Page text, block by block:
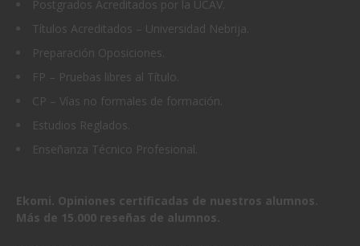
Postgrados Acreditados por la UCAV.
Títulos Acreditados – Universidad Nebrija.
Preparación Oposiciones.
FP – Pruebas libres al Título.
CP – Vías no formales de formación.
Estudios Reglados.
Enseñanza Técnico Profesional.
Ekomi. Opiniones certificadas de nuestros alumnos
Más de 15.000 reseñas de alumnos.